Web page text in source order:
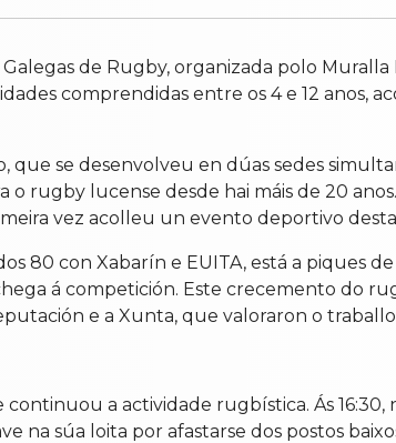
de Rugby, organizada polo Muralla
comprendidas entre os 4 e 12 anos,
se desenvolveu en dúas sedes
rugby lucense desde hai máis de 20
vez acolleu un evento deportivo
80 con Xabarín e EUITA, está a piques
á competición. Este crecemento do
e a Xunta, que valoraron o
a actividade rugbística. Ás 16:30,
na súa loita por afastarse dos postos